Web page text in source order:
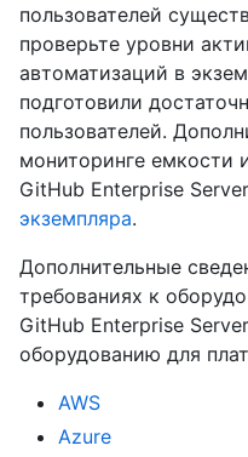
пользователей
проверьте уровни
автоматизаций в
подготовили
пользователей.
мониторинге емкости
GitHub Enterprise
экземпляра.
Дополнительные
требованиях к
GitHub Enterprise
оборудованию для
AWS
Azure